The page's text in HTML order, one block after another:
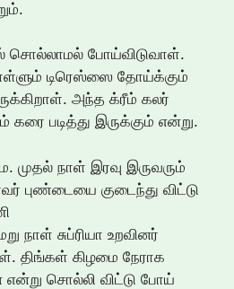
சொல்லாமல் போய்விடுவாள்.
டிரெஸ்ஸை தோய்க்கும்
அந்த க்ரீம் கலர்
கரை படித்து இருக்கும் என்று.
முதல் நாள் இரவு இருவரும்
புண்டையை குடைந்து விட்டு
நாள் சுப்ரியா உறவினர்
திங்கள் கிழமை நேராக
என்று சொல்லி விட்டு போய்